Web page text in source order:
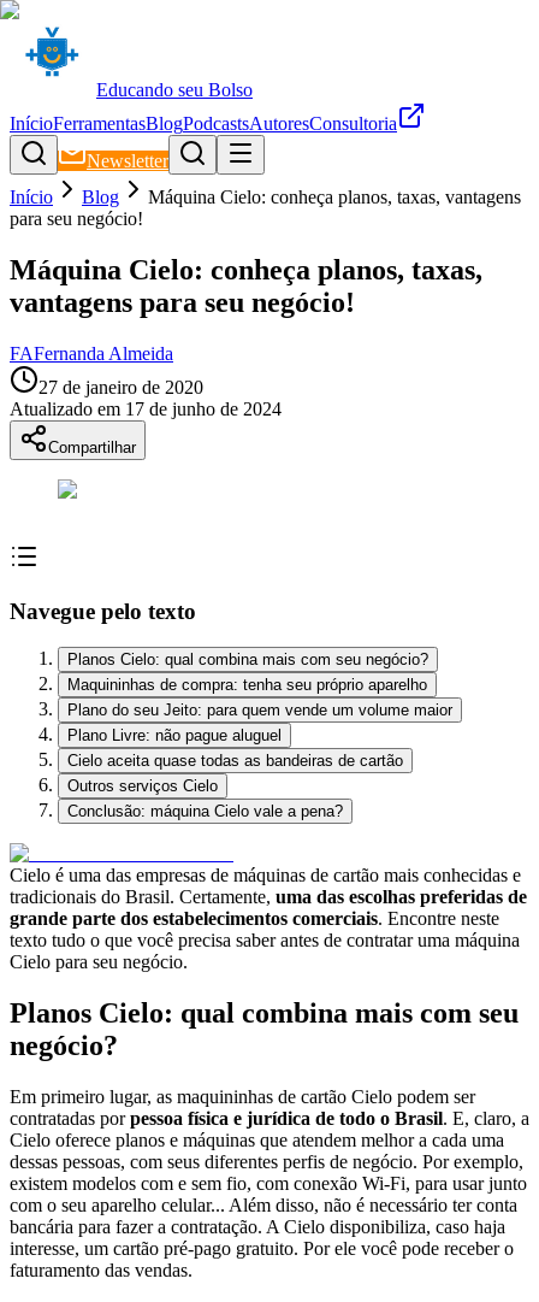
Educando seu Bolso
InícioFerramentasBlogPodcastsAutoresConsultoria
Newsletter
Início
Blog
Máquina Cielo: conheça planos, taxas, vantagens
para seu negócio!
Máquina Cielo: conheça planos, taxas,
vantagens para seu negócio!
FAFernanda Almeida
27 de janeiro de 2020
Atualizado em 17 de junho de 2024
Compartilhar
Navegue pelo texto
Planos Cielo: qual combina mais com seu negócio?
Maquininhas de compra: tenha seu próprio aparelho
Plano do seu Jeito: para quem vende um volume maior
Plano Livre: não pague aluguel
Cielo aceita quase todas as bandeiras de cartão
Outros serviços Cielo
Conclusão: máquina Cielo vale a pena?
Cielo é uma das empresas de máquinas de cartão mais conhecidas e
tradicionais do Brasil. Certamente, uma das escolhas preferidas de
grande parte dos estabelecimentos comerciais. Encontre neste
texto tudo o que você precisa saber antes de contratar uma máquina
Cielo para seu negócio.
Planos Cielo: qual combina mais com seu
negócio?
Em primeiro lugar, as maquininhas de cartão Cielo podem ser
contratadas porpessoa física e jurídica de todo o Brasil. E, claro, a
Cielo oferece planos e máquinas que atendem melhor a cada uma
dessas pessoas, com seus diferentes perfis de negócio. Por exemplo,
existem modelos com e sem fio, com conexão Wi-Fi, para usar junto
com o seu aparelho celular... Além disso, não é necessário ter conta
bancária para fazer a contratação. A Cielo disponibiliza, caso haja
interesse, um cartão pré-pago gratuito. Por ele você pode receber o
faturamento das vendas.